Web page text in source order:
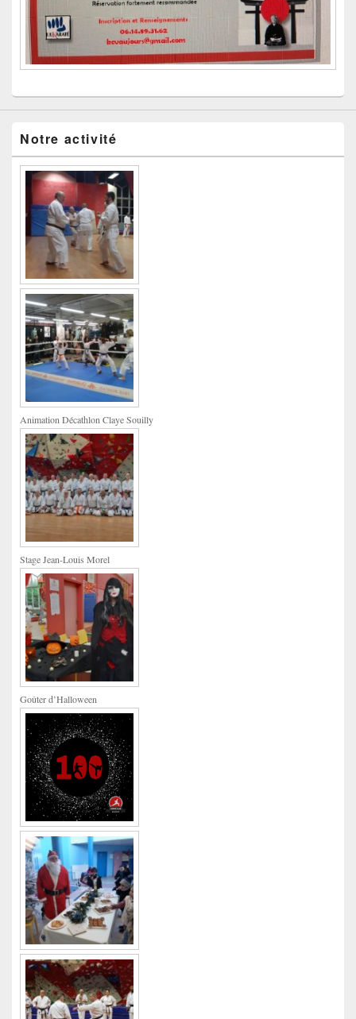
Notre activité
Animation Décathlon Claye Souilly
Stage Jean-Louis Morel
Goûter d’Halloween